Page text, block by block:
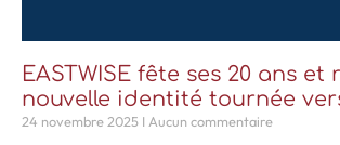
EASTWISE fête ses 20 ans et
nouvelle identité tournée
24 novembre 2025 Aucun commentaire